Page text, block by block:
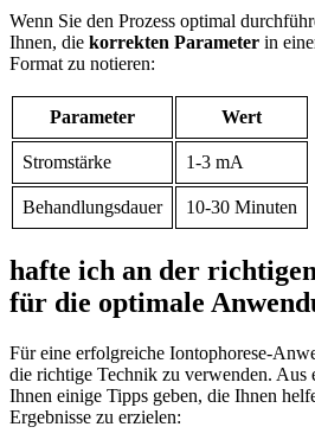
Wenn Sie den Prozess optimal
Ihnen, die korrekten Parameter in⁣
Format zu notieren:
Parameter Wert
Stromstärke 1-3 mA
Behandlungsdauer 10-30 Minuten
hafte ‌ich an der
⁣für die optimale
Für eine erfolgreiche Iontophorese-
die‍ richtige Technik zu verwenden. Aus
Ihnen einige Tipps geben,⁣ die Ihnen
Ergebnisse zu erzielen: